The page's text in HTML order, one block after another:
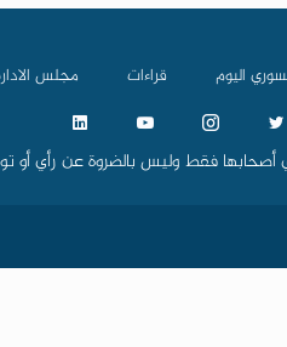
اليوم قراءات مجلس
أصحابها فقط وليس بالضروة عن رأي أو